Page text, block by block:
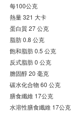
每100公克
熱量 321 大卡
蛋白質 27 公克
脂肪 0.8 公克
飽和脂肪 0.5 公克
反式脂肪 0 公克
膽固醇 20 毫克
碳水化合物 60 公克
膳食纖維 17公克
水溶性膳食纖維 17公克